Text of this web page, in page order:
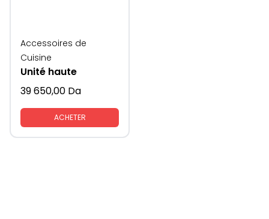
Accessoires de
Cuisine
Unité haute
39 650,00 Da
ACHETER